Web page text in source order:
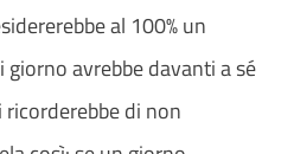
al 100% un
giorno avrebbe davanti a sé
ricorderebbe di non